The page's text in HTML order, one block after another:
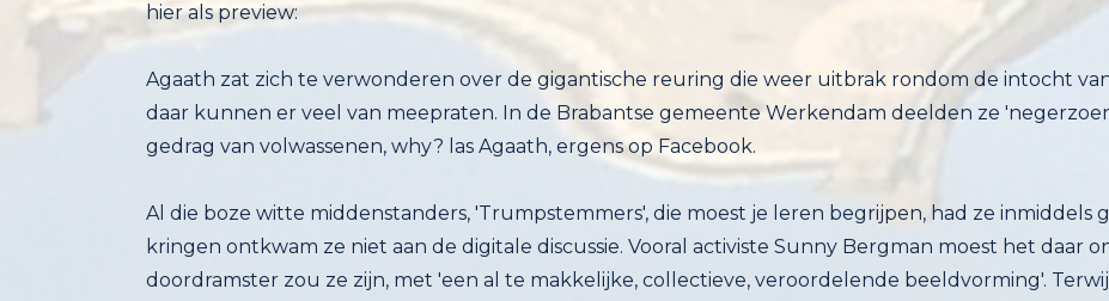
hier als preview:
Agaath zat zich te verwonderen over de gigantische reuring die weer uitbrak rondom de intocht
daar kunnen er veel van meepraten. In de Brabantse gemeente Werkendam deelden ze
gedrag van volwassenen, why? las Agaath, ergens op Facebook.
Al die boze witte middenstanders, 'Trumpstemmers', die moest je leren begrijpen, had ze inmiddels
kringen ontkwam ze niet aan de digitale discussie. Vooral activiste Sunny Bergman moest het
doordramster zou ze zijn, met 'een al te makkelijke, collectieve, veroordelende beeldvorming'. Terwijl